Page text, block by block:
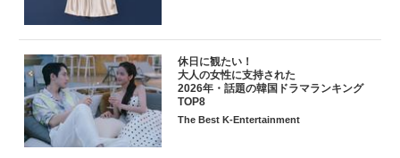
休日に観たい！
大人の女性に支持された
2026年・話題の韓国ドラマランキング
TOP8
The Best K-Entertainment